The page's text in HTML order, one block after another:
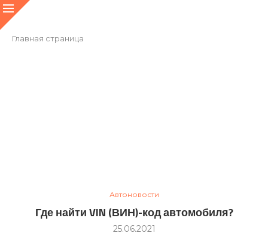
Главная страница
Автоновости
Где найти VIN (ВИН)-код автомобиля?
25.06.2021